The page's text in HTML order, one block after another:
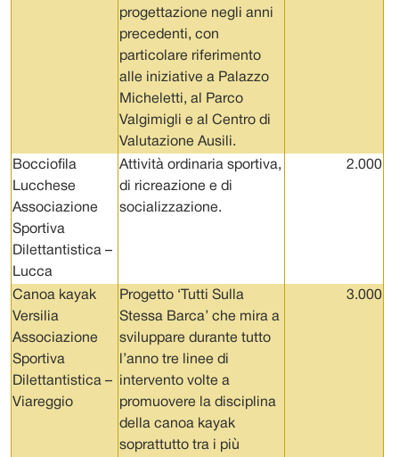
progettazione negli anni
precedenti, con
particolare riferimento
alle iniziative a Palazzo
Micheletti, al Parco
Valgimigli e al Centro di
Valutazione Ausili.
Bocciofila
Lucchese
Associazione
Sportiva
Dilettantistica –
Lucca
Attività ordinaria sportiva,
di ricreazione e di
socializzazione.
2.000
Canoa kayak
Versilia
Associazione
Sportiva
Dilettantistica –
Viareggio
Progetto ‘Tutti Sulla
Stessa Barca’ che mira a
sviluppare durante tutto
l’anno tre linee di
intervento volte a
promuovere la disciplina
della canoa kayak
soprattutto tra i più
3.000